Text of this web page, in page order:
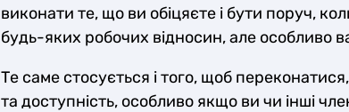
виконати те, що ви обіцяєте і бути поруч,
будь-яких робочих відносин, але особливо
Те саме стосується і того, щоб
та доступність, особливо якщо ви чи інші